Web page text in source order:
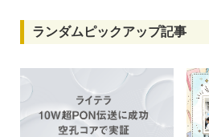
ランダムピックアップ記事